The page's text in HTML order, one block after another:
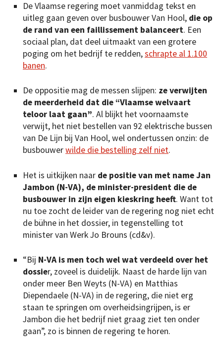
De Vlaamse regering moet vanmiddag tekst en
uitleg gaan geven over busbouwer Van Hool, die op
de rand van een faillissement balanceert. Een
sociaal plan, dat deel uitmaakt van een grotere
poging om het bedrijf te redden,schrapte al 1.100
banen.
De oppositie mag de messen slijpen: ze verwijten
de meerderheid dat die “Vlaamse welvaart
teloor laat gaan”. Al blijkt het voornaamste
verwijt, het niet bestellen van 92 elektrische bussen
van De Lijn bij Van Hool, wel ondertussen onzin: de
busbouwerwilde die bestelling zelf niet.
Het is uitkijken naar de positie van met name Jan
Jambon (N-VA), de minister-president die de
busbouwer in zijn eigen kieskring heeft. Want tot
nu toe zocht de leider van de regering nog niet echt
de bühne in het dossier, in tegenstelling tot
minister van Werk Jo Brouns (cd&v).
“Bij N-VA is men toch wel wat verdeeld over het
dossier, zoveel is duidelijk. Naast de harde lijn van
onder meer Ben Weyts (N-VA) en Matthias
Diependaele (N-VA) in de regering, die niet erg
staan te springen om overheidsingrijpen, is er
Jambon die het bedrijf niet graag ziet ten onder
gaan”, zo is binnen de regering te horen.